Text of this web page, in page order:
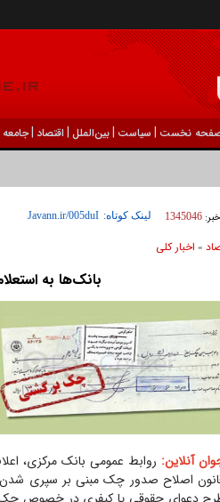
نخست | سیاست |بين‌الملل | اقتصاد |جامعه
1345046 لینک کوتاه:
» اخبار کلی
بانک‌ها به
آنلاین:
اصلاح صدور چک مبنی بر سپری